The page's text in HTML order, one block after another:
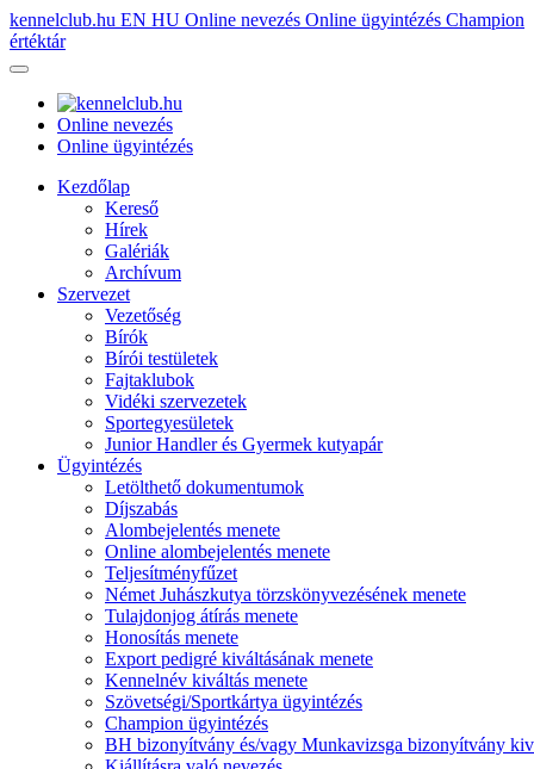
kennelclub.hu EN HU Online nevezés Online ügyintézés Champion
értéktár
Online nevezés
Online ügyintézés
Kezdőlap
Kereső
Hírek
Galériák
Archívum
Szervezet
Vezetőség
Bírók
Bírói testületek
Fajtaklubok
Vidéki szervezetek
Sportegyesületek
Junior Handler és Gyermek kutyapár
Ügyintézés
Letölthető dokumentumok
Díjszabás
Alombejelentés menete
Online alombejelentés menete
Teljesítményfűzet
Német Juhászkutya törzskönyvezésének menete
Tulajdonjog átírás menete
Honosítás menete
Export pedigré kiváltásának menete
Kennelnév kiváltás menete
Szövetségi/Sportkártya ügyintézés
Champion ügyintézés
BH bizonyítvány és/vagy Munkavizsga bizonyítvány